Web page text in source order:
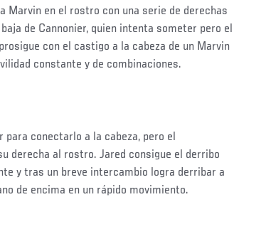
Marvin en el rostro con una serie de derechas
de Cannonier, quien intenta someter pero el
con el castigo a la cabeza de un Marvin
constante y de combinaciones.
para conectarlo a la cabeza, pero el
derecha al rostro. Jared consigue el derribo
y tras un breve intercambio logra derribar a
de encima en un rápido movimiento.